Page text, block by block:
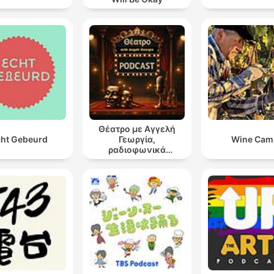
Gebeurd
Θέατρο με Αγγελή
Γεωργία,
ραδιοφωνικά
θεατρικά έργα
Wine